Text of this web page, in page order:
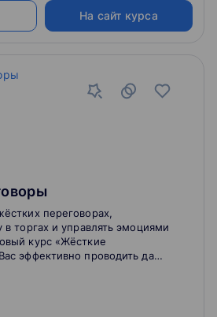
На сайт курса
переговорах,
в торгах и управлять эмоциями
курс «Жёсткие
эффективно проводить даже
Курс предназначен
менеджеров по